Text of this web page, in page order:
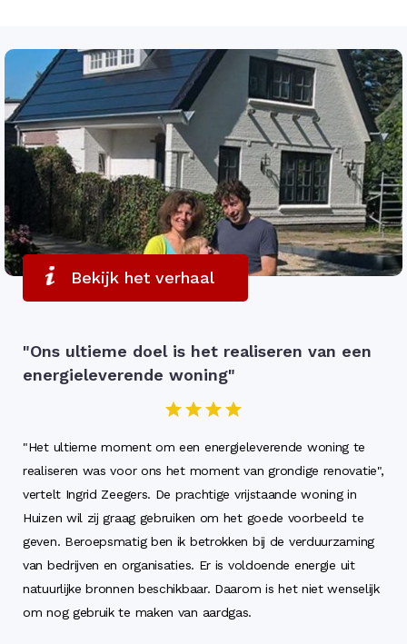
Bekijk het verhaal
"Ons ultieme doel is het realiseren van een
energieleverende woning"
"Het ultieme moment om een energieleverende woning te
realiseren was voor ons het moment van grondige renovatie",
vertelt Ingrid Zeegers. De prachtige vrijstaande woning in
Huizen wil zij graag gebruiken om het goede voorbeeld te
geven. Beroepsmatig ben ik betrokken bij de verduurzaming
van bedrijven en organisaties. Er is voldoende energie uit
natuurlijke bronnen beschikbaar. Daarom is het niet wenselijk
om nog gebruik te maken van aardgas.